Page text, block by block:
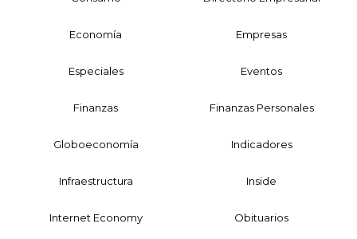
Economía Empresas
Especiales Eventos
Finanzas Finanzas Personales
Globoeconomía Indicadores
Infraestructura Inside
Internet Economy Obituarios